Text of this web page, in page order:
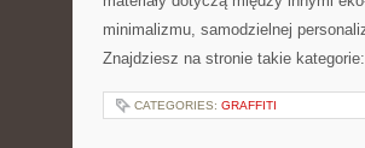
minimalizmu, samodzielnej
Znajdziesz na stronie takie
CATEGORIES: GRAFFITI